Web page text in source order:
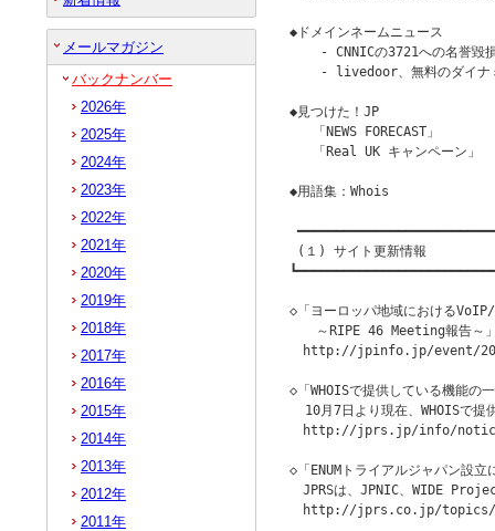
◆ドメインネームニュース
- CNNICの3721への名誉毀
- livedoor、無料のダイ
◆見つけた！JP
   「NEWS FORECAST」
   「Real UK キャンペーン」
◆用語集：Whois
(１) サイト更新情報
◇「ヨーロッパ地域におけるVoIP/
～RIPE 46 Meeting報告～
http://jpinfo.jp/event/
◇「WHOISで提供している機能
10月7日より現在、WHOISで提
http://jprs.jp/info/notice/
◇「ENUMトライアルジャパン設
JPRSは、JPNIC、WIDE
http://jprs.co.jp/topics/
メールマガジン
バックナンバー
2026年
2025年
2024年
2023年
2022年
2021年
2020年
2019年
2018年
2017年
2016年
2015年
2014年
2013年
2012年
2011年